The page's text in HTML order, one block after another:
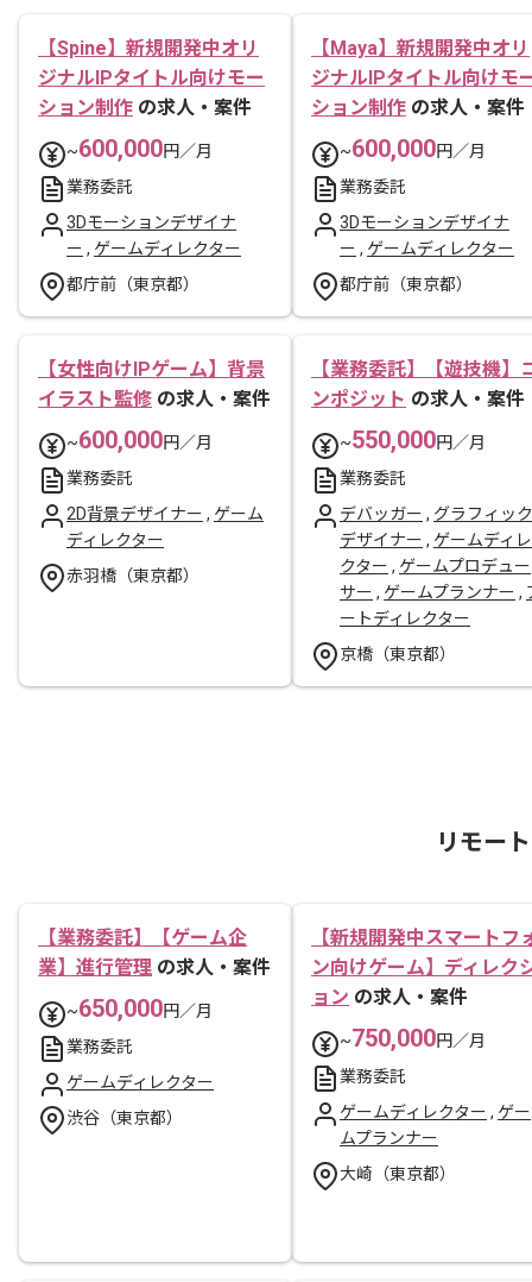
【Spine】新規開発中オリ
ジナルIPタイトル向けモー
ション制作 の求人・案件
~600,000円／月
業務委託
3Dモーションデザイナ
ー , ゲームディレクター
都庁前（東京都）
【Maya】新規開発中オリ
ジナルIPタイトル向けモ
ション制作 の求人・案件
~600,000円／月
業務委託
3Dモーションデザイナ
ー , ゲームディレクター
都庁前（東京都）
【女性向けIPゲーム】背景
イラスト監修 の求人・案件
~600,000円／月
業務委託
2D背景デザイナー , ゲーム
ディレクター
赤羽橋（東京都）
【業務委託】【遊技機】
ンポジット の求人・案件
~550,000円／月
業務委託
デバッガー , グラフィック
デザイナー , ゲームディレ
クター , ゲームプロデュー
サー , ゲームプランナー ,
ートディレクター
京橋（東京都）
リモー
【業務委託】【ゲーム企
業】進行管理 の求人・案件
~650,000円／月
業務委託
ゲームディレクター
渋谷（東京都）
【新規開発中スマートフ
ン向けゲーム】ディレク
ョン の求人・案件
~750,000円／月
業務委託
ゲームディレクター , ゲー
ムプランナー
大崎（東京都）